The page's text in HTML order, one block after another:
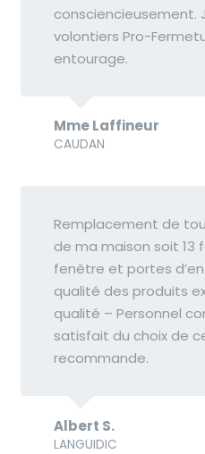
consciencieusement.
volontiers Pro-
entourage.
Mme Laffineur
CAUDAN
Remplacement de
de ma maison soit 13
fenêtre et portes
qualité des produits
qualité – Personnel
satisfait du choix de
recommande.
Albert S.
LANGUIDIC